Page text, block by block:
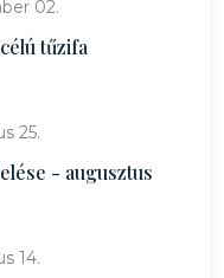
02.
tűzifa
25.
- augusztus
14.